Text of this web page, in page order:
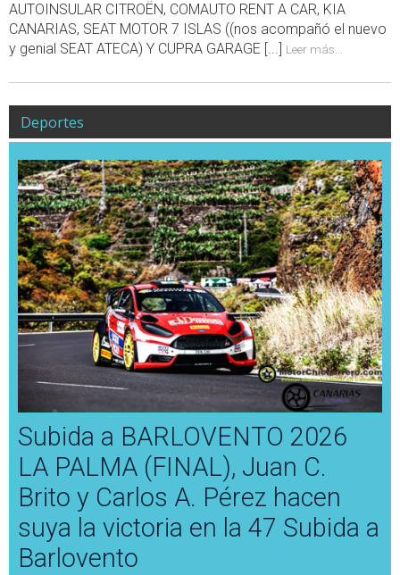
AUTOINSULAR CITROËN, COMAUTO RENT A CAR, KIA
CANARIAS, SEAT MOTOR 7 ISLAS ((nos acompañó el nuevo
y genial SEAT ATECA) Y CUPRA GARAGE [...] Leer más...
Deportes
Subida a BARLOVENTO 2026
LA PALMA (FINAL), Juan C.
Brito y Carlos A. Pérez hacen
suya la victoria en la 47 Subida a
Barlovento